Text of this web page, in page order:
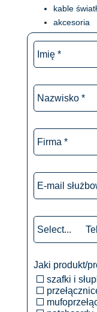
kable
akcesoria
Imię
Nazwisko
Firma
E-
mail
służbowy
Telefon
służbowy
*
Select...
phone-prefix
Jaki produkt/
szafki i